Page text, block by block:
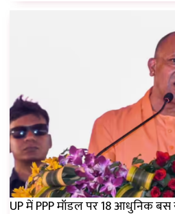
UP में PPP मॉडल पर 18 आधुनिक